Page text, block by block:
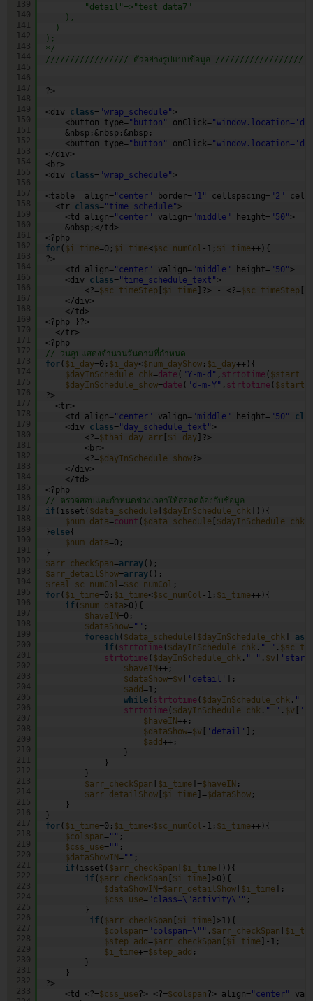
139
140
141
142
143
144
145
146
147
148
149
150
151
152
153
154
155
156
157
158
159
160
161
162
163
164
165
166
167
168
169
170
171
172
173
174
175
176
177
178
179
180
181
182
183
184
185
186
187
188
189
190
191
192
193
194
195
196
197
198
199
200
201
202
203
204
205
206
207
208
209
210
211
212
213
214
215
216
217
218
219
220
221
222
223
224
225
226
227
228
229
230
231
232
233
"detail"=>"test data7"
),
)
);
*/
///////////////// ตัวอย่างรูปแบบข้อมูล //////////////////
?>
<div class="wrap_schedule" >
<button type="button" onClick=
&nbsp;&nbsp;&nbsp;
<button type="button" onClick=
</div>
<br>
<div class="wrap_schedule" >
<table  align="center" border="1" cellspacing="2"
<tr class="time_schedule" >
<td align="center" valign="middle" height="50" >
&nbsp;</td>
<?php
for ( $i_time=0; $i_time<$sc_numCol -1; $i_time++){
?>
<td align="center" valign="middle" height="50" >
<div class="time_schedule_text" >
<?=$sc_timeStep [ $i_time]?> - <?=$sc_timeStep [
</div>
</td>
<?php }?>
</tr>
<?php
// วนลูปแสดงจำนวนวันตามที่กำหนด
for( $i_day=0; $i_day<$num_dayShow ; $i_day++){
$dayInSchedule_chk=date ( "Y-m-d" , strtotime (
$dayInSchedule_show=date( "d-m-Y" , strtotime(
?>
<tr>
<td align="center" valign="middle" height="50"
<div class="day_schedule_text" >
<?=$thai_day_arr [ $i_day]?>
<br>
<?=$dayInSchedule_show?>
</div>
</td>
<?php
// ตรวจสอบและกำหนดช่วงเวลาให้สอดคล้องกับช้อมูล
if (isset( $data_schedule [ $dayInSchedule_chk ])){
$num_data=count ( $data_schedule [ $dayInSchedule_chk
}else{
$num_data=0;
}
$arr_checkSpan=array ();
$arr_detailShow=array();
$real_sc_numCol =$sc_numCol ;
for( $i_time=0; $i_time<$sc_numCol -1; $i_time++){
if ( $num_data>0){
$haveIN=0;
$dataShow="" ;
foreach ( $data_schedule [ $dayInSchedule_chk ] as
if ( strtotime ( $dayInSchedule_chk . " " .
strtotime( $dayInSchedule_chk . " " . $v [
$haveIN++;
$dataShow=$v [ 'detail' ];
$add=1;
while( strtotime( $dayInSchedule_chk . " "
strtotime ( $dayInSchedule_chk . " " . $v [
$haveIN++;
$dataShow=$v [ 'detail' ];
$add++;
}
}
}
$arr_checkSpan [ $i_time]=$haveIN ;
$arr_detailShow [ $i_time]=$dataShow ;
}
}
for( $i_time=0; $i_time<$sc_numCol -1; $i_time++){
$colspan="" ;
$css_use="" ;
$dataShowIN="" ;
if (isset( $arr_checkSpan [ $i_time])){
if ( $arr_checkSpan [ $i_time]>0){
$dataShowIN=$arr_detailShow [ $i_time];
$css_use="class=\"activity\"" ;
}
if ( $arr_checkSpan [ $i_time]>1){
$colspan="colspan=\"" . $arr_checkSpan [
$step_add=$arr_checkSpan [ $i_time]-1;
$i_time+=$step_add ;
}
}
?>
<td <?=$css_use?> <?=$colspan ?> align="center"